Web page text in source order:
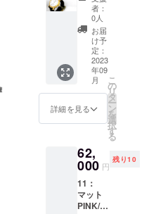
カラー
展開：
文字盤/
白.黒
時計本
体/ステ
ンレス
ゴール
ド色.ピ
ド色
ｍ ：
キャリ
ング
ケース/
横37ｃ
ｍ×縦28
ｃｍ×厚
み10ｃ
材：時
計本体/
ティー
ル
キャリ
ング
ケース/
５．す
べてを
収める
キャ
リー
バッグ
・数
量：1
・商品
サイ
ｃｍ
（リュ
まず）×
厚み1ｃ
ｍ×ラグ
機械式
手巻
ムーブ
メン
ト
３．時
計ケー
ス、ダ
イアル
トラッ
プ
４．製
作マ
ニュア
文字盤
【定価
67000
円から
5000円
引き】
・商品
ジャン
ル（手
巻き時
計組立
セット
内容
１．必
要な工
具一
者：
0人
お届
け予
定：
2023
年09
月
詳細を見る
こ
の
リ
タ
ー
ン
を
選
択
す
る
62,
000 円
残り10
11：
マット
PINK/黒